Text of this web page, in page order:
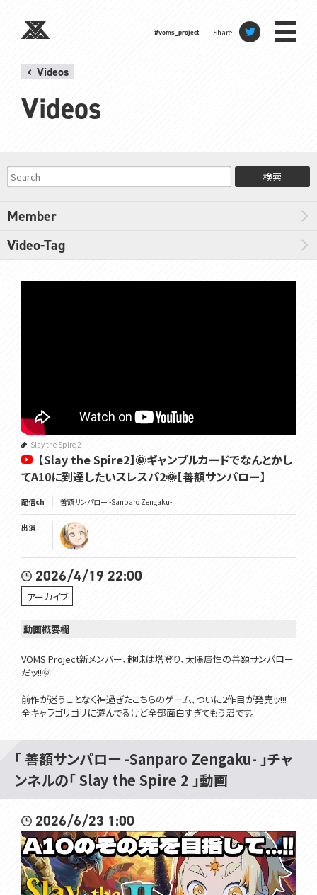
#voms_project Share
Videos
Videos
検索
Member
Video-Tag
Slay the Spire 2
【Slay the Spire2】🌞ギャンブルカードでなんとかし
てA10に到達したいスレスパ2🌞【善額サンパロー】
配信ch 善額サンパロー -Sanparo Zengaku-
出演
2026/4/19 22:00
アーカイブ
動画概要欄
VOMS Project新メンバー、趣味は塔登り、太陽属性の善額サンパロー
だッ!!🌞
前作が迷うことなく神過ぎたこちらのゲーム、ついに2作目が発売ッ!!!
全キャラゴリゴリに遊んでるけど全部面白すぎてもう沼です。
A10目指して頑張っちゃうゾ～～～～( ´∀｀ )
今日遊ぶゲーム👇
2/
━━━━━━━━━━━━━━━━━━━━━━━━━━━━━
━━━━━━
🌞笑顔になるTwitter☟
https://twitter.com/Sanparo_Z
「 善額サンパロー -Sanparo Zengaku- 」チャ
ンネルの「 Slay the Spire 2 」動画
2026/6/23 1:00